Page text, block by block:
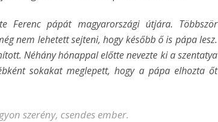
Ferenc pápát magyarországi útjára. Többször
nem lehetett sejteni, hogy később ő is pápa lesz.
Néhány hónappal előtte nevezte ki a szentatya
sokakat meglepett, hogy a pápa elhozta őt
szerény, csendes ember.